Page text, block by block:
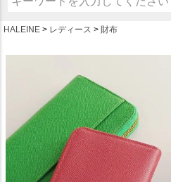
HALEINE レディース 財布